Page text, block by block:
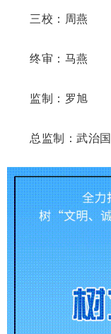
三校：周燕
终审：马燕
监制：罗旭
总监制：武治国